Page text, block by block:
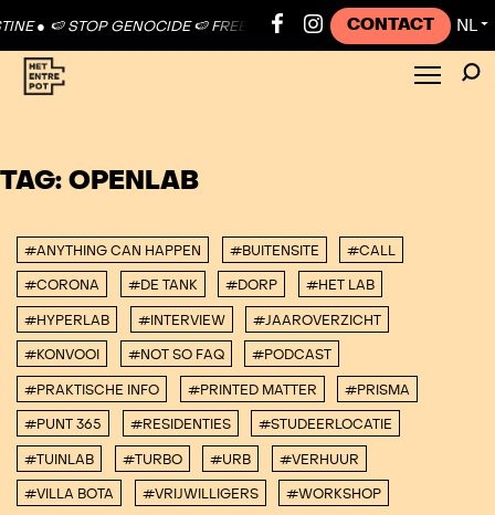
● 🍉 STOP GENOCIDE 🍉 FREE PALESTINE ● 🍉 STOP GENOCIDE
CONTACT NL ▼
TAG: OPENLAB
#ANYTHING CAN HAPPEN #BUITENSITE #CALL
#CORONA #DE TANK #DORP #HET LAB
#HYPERLAB #INTERVIEW #JAAROVERZICHT
#KONVOOI #NOT SO FAQ #PODCAST
#PRAKTISCHE INFO #PRINTED MATTER #PRISMA
#PUNT 365 #RESIDENTIES #STUDEERLOCATIE
#TUINLAB #TURBO #URB #VERHUUR
#VILLA BOTA #VRIJWILLIGERS #WORKSHOP